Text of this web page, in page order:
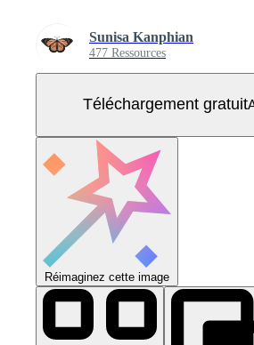
Sunisa Kanphian
477 Ressources
Téléchargement gratuit
Réimaginez cette image